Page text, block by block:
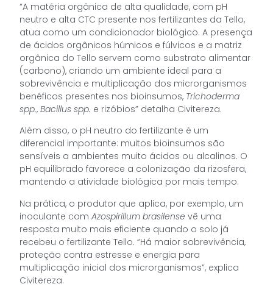
“A matéria orgânica de alta qualidade, com pH
neutro e alta CTC presente nos fertilizantes da Tello,
atua como um condicionador biológico. A presença
de ácidos orgânicos húmicos e fúlvicos e a matriz
orgânica do Tello servem como substrato alimentar
(carbono), criando um ambiente ideal para a
sobrevivência e multiplicação dos microrganismos
benéficos presentes nos bioinsumos, Trichoderma
spp., Bacillus spp. e rizóbios” detalha Civitereza.
Além disso, o pH neutro do fertilizante é um
diferencial importante: muitos bioinsumos são
sensíveis a ambientes muito ácidos ou alcalinos. O
pH equilibrado favorece a colonização da rizosfera,
mantendo a atividade biológica por mais tempo.
Na prática, o produtor que aplica, por exemplo, um
inoculante com Azospirillum brasilense vê uma
resposta muito mais eficiente quando o solo já
recebeu o fertilizante Tello. “Há maior sobrevivência,
proteção contra estresse e energia para
multiplicação inicial dos microrganismos”, explica
Civitereza.